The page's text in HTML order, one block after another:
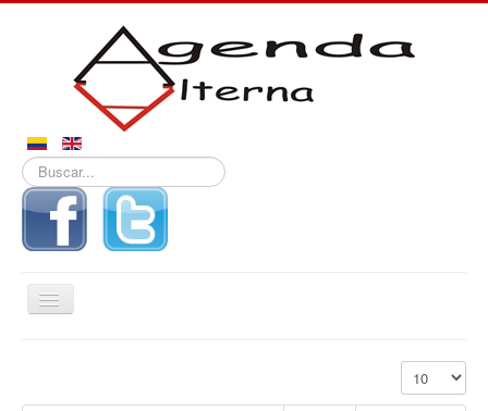
Buscar...
Alternar
navegación
Mostrar #